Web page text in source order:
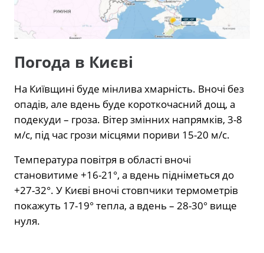
Погода в Києві
На Київщині буде мінлива хмарність. Вночі без
опадів, але вдень буде короткочасний дощ, а
подекуди – гроза. Вітер змінних напрямків, 3-8
м/с, під час грози місцями пориви 15-20 м/с.
Температура повітря в області вночі
становитиме +16-21°, а вдень підніметься до
+27-32°. У Києві вночі стовпчики термометрів
покажуть 17-19° тепла, а вдень – 28-30° вище
нуля.